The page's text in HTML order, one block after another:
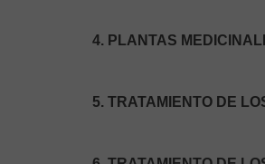
4. PLANTAS
5. TRATAMIENTO DE